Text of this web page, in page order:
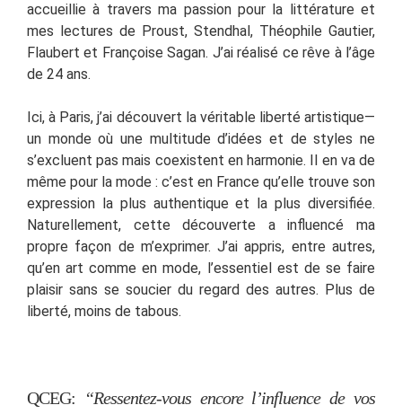
accueillie à travers ma passion pour la littérature et
mes lectures de Proust, Stendhal, Théophile Gautier,
Flaubert et Françoise Sagan. J’ai réalisé ce rêve à l’âge
de 24 ans.
Ici, à Paris, j’ai découvert la véritable liberté artistique—
un monde où une multitude d’idées et de styles ne
s’excluent pas mais coexistent en harmonie. Il en va de
même pour la mode : c’est en France qu’elle trouve son
expression la plus authentique et la plus diversifiée.
Naturellement, cette découverte a influencé ma
propre façon de m’exprimer. J’ai appris, entre autres,
qu’en art comme en mode, l’essentiel est de se faire
plaisir sans se soucier du regard des autres. Plus de
liberté, moins de tabous.
QCEG: “Ressentez-vous encore l’influence de vos